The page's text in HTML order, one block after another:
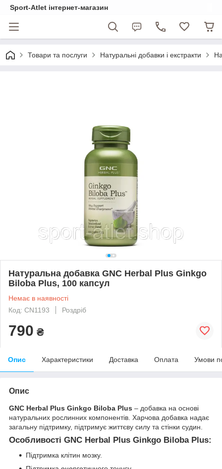
Sport-Atlet інтернет-магазин
Товари та послуги Натуральні добавки і екстракти
Натуральна добавка GNC Herbal Plus Ginkgo
Biloba Plus, 100 капсул
Немає в наявності
Код: CN1193
Роздріб
790 ₴
Опис Характеристики Доставка Оплата Умови
Опис
GNC Herbal Plus Ginkgo Biloba Plus – добавка на основі
натуральних рослинних компонентів. Харчова добавка надає
загальну підтримку, підтримує життєву силу та стінки судин.
Особливості GNC Herbal Plus Ginkgo Biloba Plus:
Підтримка клітин мозку.